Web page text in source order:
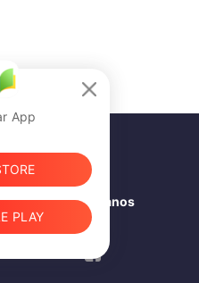
App
PLAY
Síganos